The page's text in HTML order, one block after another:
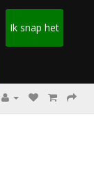
Ik snap het